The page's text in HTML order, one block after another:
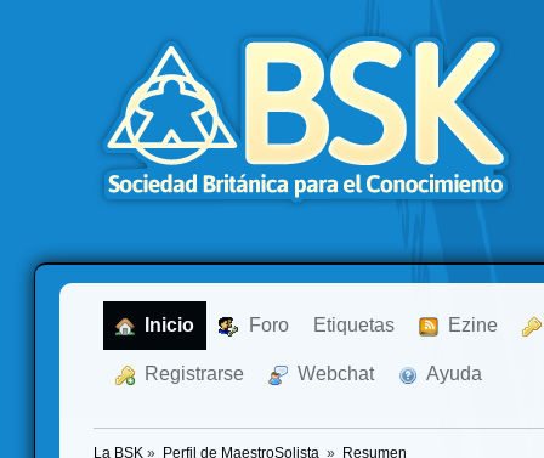
Inicio Foro Etiquetas Ezine
Registrarse Webchat Ayuda
La BSK » Perfil de MaestroSolista » Resumen